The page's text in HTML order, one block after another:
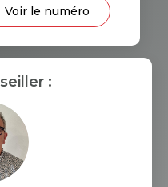
ET CRÈCHES
ET CAFÉS
Voir le numéro
: